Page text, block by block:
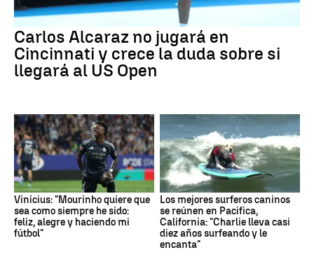
Carlos Alcaraz no jugará en
Cincinnati y crece la duda sobre si
llegará al US Open
Vinícius: "Mourinho quiere que
sea como siempre he sido:
feliz, alegre y haciendo mi
fútbol"
Los mejores surferos caninos
se reúnen en Pacifica,
California: "Charlie lleva casi
diez años surfeando y le
encanta"